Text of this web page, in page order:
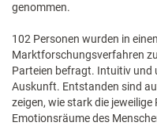
genommen.
102 Personen wurden in
Marktforschungsverfahren
Parteien befragt. Intuitiv und
Auskunft. Entstanden sind
zeigen, wie stark die
Emotionsräume des